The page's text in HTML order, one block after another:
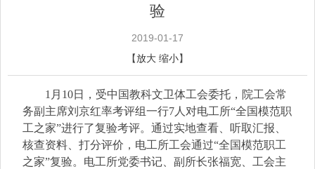
验
2019-01-17
【放大 缩小】
1 月 10日，受中国教科文卫体工会委托，院工会常
务副主席刘京红率考评组一行7 人对电工所“全国模范职
工之家”进行了复验考评。通过实地查看、听取汇报、
核查资料、打分评价，电工所工会通过“全国模范职工
之家”复验。电工所党委书记、副所长张福宽、工会主